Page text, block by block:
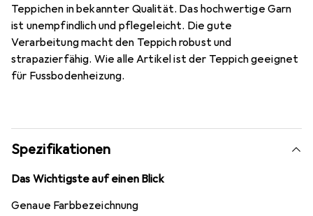
Teppichen in bekannter Qualität. Das hochwertige Garn
ist unempfindlich und pflegeleicht. Die gute
Verarbeitung macht den Teppich robust und
strapazierfähig. Wie alle Artikel ist der Teppich geeignet
für Fussbodenheizung.
Spezifikationen
Das Wichtigste auf einen Blick
Genaue Farbbezeichnung